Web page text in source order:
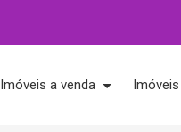
Imóveis a venda